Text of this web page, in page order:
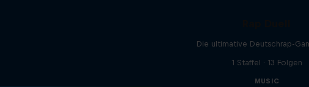
Die ultimative Deutschrap-
1 Staffel · 13 Folgen
MUSIC